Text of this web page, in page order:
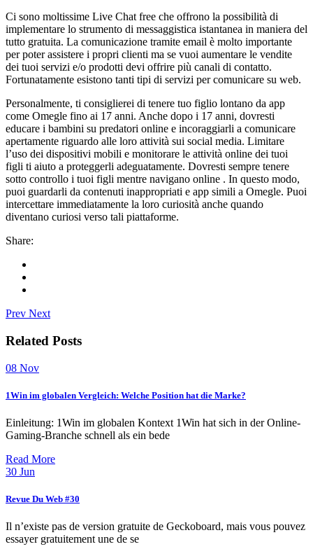
Ci sono moltissime Live Chat free che offrono la possibilità di
implementare lo strumento di messaggistica istantanea in maniera del
tutto gratuita. La comunicazione tramite email è molto importante
per poter assistere i propri clienti ma se vuoi aumentare le vendite
dei tuoi servizi e/o prodotti devi offrire più canali di contatto.
Fortunatamente esistono tanti tipi di servizi per comunicare su web.
Personalmente, ti consiglierei di tenere tuo figlio lontano da app
come Omegle fino ai 17 anni. Anche dopo i 17 anni, dovresti
educare i bambini su predatori online e incoraggiarli a comunicare
apertamente riguardo alle loro attività sui social media. Limitare
l’uso dei dispositivi mobili e monitorare le attività online dei tuoi
figli ti aiuto a proteggerli adeguatamente. Dovresti sempre tenere
sotto controllo i tuoi figli mentre navigano online . In questo modo,
puoi guardarli da contenuti inappropriati e app simili a Omegle. Puoi
intercettare immediatamente la loro curiosità anche quando
diventano curiosi verso tali piattaforme.
Share:
Prev Next
Related Posts
08 Nov
1Win im globalen Vergleich: Welche Position hat die Marke?
Einleitung: 1Win im globalen Kontext 1Win hat sich in der Online-
Gaming-Branche schnell als ein bede
Read More
30 Jun
Revue Du Web #30
Il n’existe pas de version gratuite de Geckoboard, mais vous pouvez
essayer gratuitement une de se